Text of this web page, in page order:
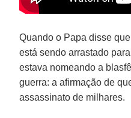
Quando o Papa disse
está sendo arrastado
estava nomeando a
guerra: a afirmação de
assassinato de milhares.